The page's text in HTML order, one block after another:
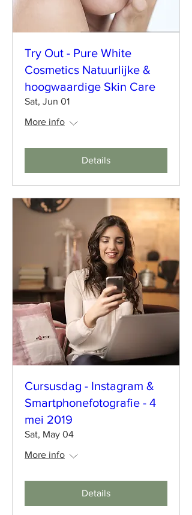
Try Out - Pure White
Cosmetics Natuurlijke &
hoogwaardige Skin Care
Sat, Jun 01
More info
Details
Cursusdag - Instagram &
Smartphonefotografie - 4
mei 2019
Sat, May 04
More info
Details